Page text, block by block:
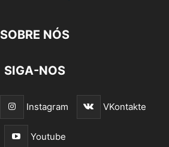
SOBRE NÓS
SIGA-NOS
Instagram VKontakte
Youtube